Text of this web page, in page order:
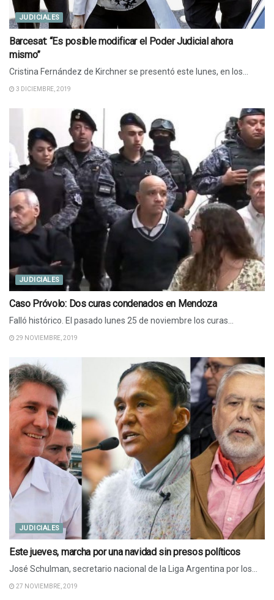
JUDICIALES
Barcesat: “Es posible modificar el Poder Judicial ahora
mismo”
Cristina Fernández de Kirchner se presentó este lunes, en los...
3 DICIEMBRE, 2019
JUDICIALES
Caso Próvolo: Dos curas condenados en Mendoza
Falló histórico. El pasado lunes 25 de noviembre los curas...
29 NOVIEMBRE, 2019
JUDICIALES
Este jueves, marcha por una navidad sin presos políticos
José Schulman, secretario nacional de la Liga Argentina por los...
27 NOVIEMBRE, 2019